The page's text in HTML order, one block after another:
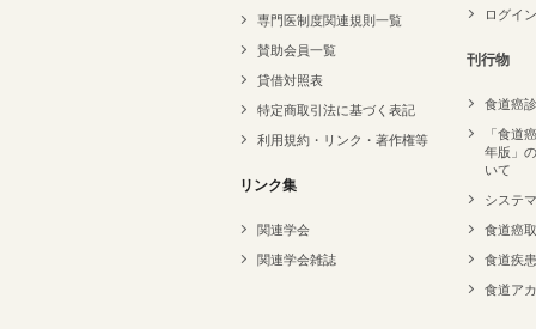
専門医制度関連規則一覧
賛助会員一覧
貸借対照表
特定商取引法に基づく表記
利用規約・リンク・著作権等
リンク集
関連学会
関連学会雑誌
ログイン
刊行物
食道癌
「食道
年版」
いて
システ
食道癌
食道疾
食道ア